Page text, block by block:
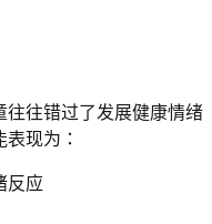
往往错过了发展健康情绪
现为：
反应